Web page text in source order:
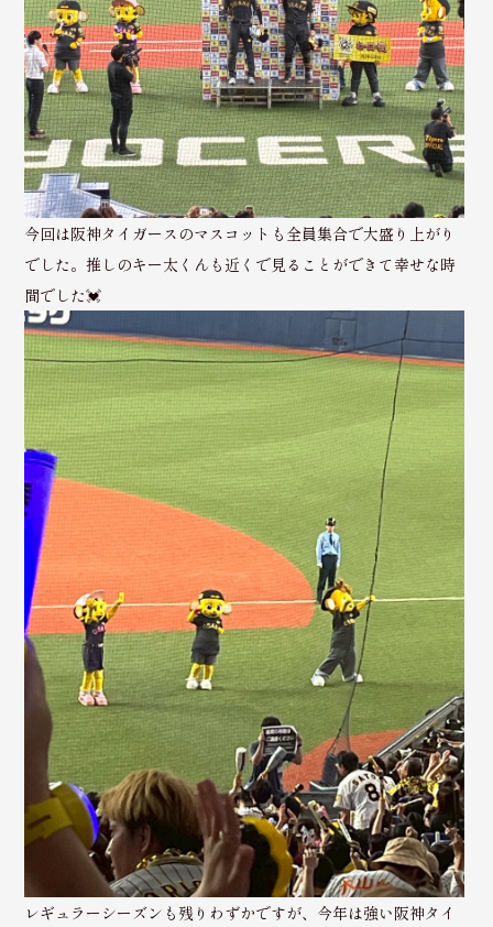
今回は阪神タイガースのマスコットも全員集合で大盛り上がり
でした。推しのキー太くんも近くで見ることができて幸せな時
間でした💓
レギュラーシーズンも残りわずかですが、今年は強い阪神タイ